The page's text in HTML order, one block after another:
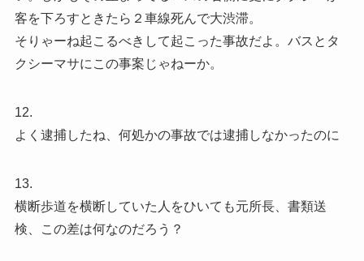
客を下ろすときたら２車線死んで大渋滞。
そりゃーね起こるべきして起こった事故だよ。バスとタ
クシーマサにこの事案じゃねーか。
12.
よく逮捕したね、何処かの事故では逮捕しなかったのに
13.
横断歩道を横断していた人をひいても元所長、書類送
検、この差は何なのだろう？